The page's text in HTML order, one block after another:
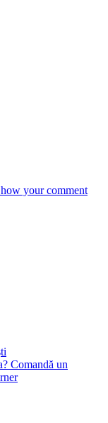
your comment
Comandă un